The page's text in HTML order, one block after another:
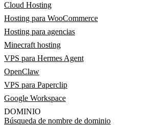
Cloud Hosting
Hosting para WooCommerce
Hosting para agencias
Minecraft hosting
VPS para Hermes Agent
OpenClaw
VPS para Paperclip
Google Workspace
DOMINIO
Búsqueda de nombre de dominio